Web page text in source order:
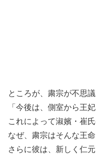
ところが、粛宗が不思
「今後は、側室から王
これによって淑嬪・崔
なぜ、粛宗はそんな王命
さらに彼は、新しく仁